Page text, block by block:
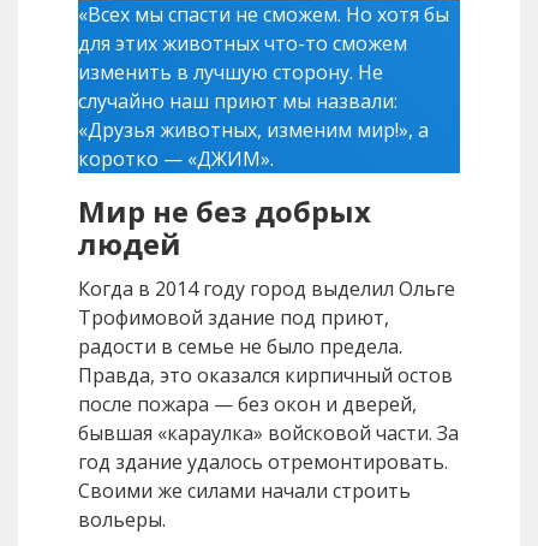
«Всех мы спасти не сможем. Но хотя бы
для этих животных что-то сможем
изменить в лучшую сторону. Не
случайно наш приют мы назвали:
«Друзья животных, изменим мир!», а
коротко — «ДЖИМ».
Мир не без добрых
людей
Когда в 2014 году город выделил Ольге
Трофимовой здание под приют,
радости в семье не было предела.
Правда, это оказался кирпичный остов
после пожара — без окон и дверей,
бывшая «караулка» войсковой части. За
год здание удалось отремонтировать.
Своими же силами начали строить
вольеры.